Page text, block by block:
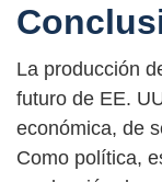
La producción
futuro de EE.
económica, de
Como política,